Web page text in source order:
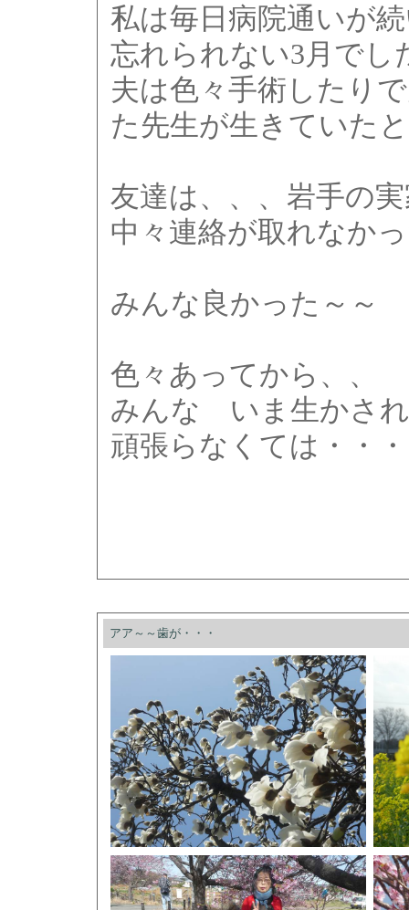
私は毎日病院通いが
忘れられない3月でし
夫は色々手術したり
た先生が生きていた
友達は、、、岩手の
中々連絡が取れなか
みんな良かった～～
色々あってから、、
みんな いま生かさ
頑張らなくては・・・
アア～～歯が・・・